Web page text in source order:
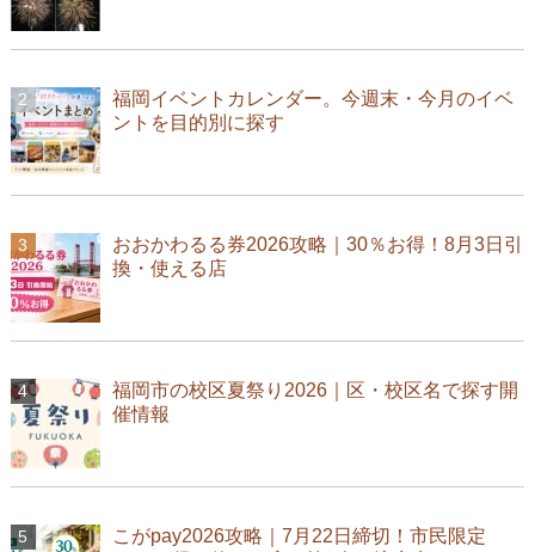
福岡イベントカレンダー。今週末・今月のイベ
ントを目的別に探す
おおかわるる券2026攻略｜30％お得！8月3日引
換・使える店
福岡市の校区夏祭り2026｜区・校区名で探す開
催情報
こがpay2026攻略｜7月22日締切！市民限定